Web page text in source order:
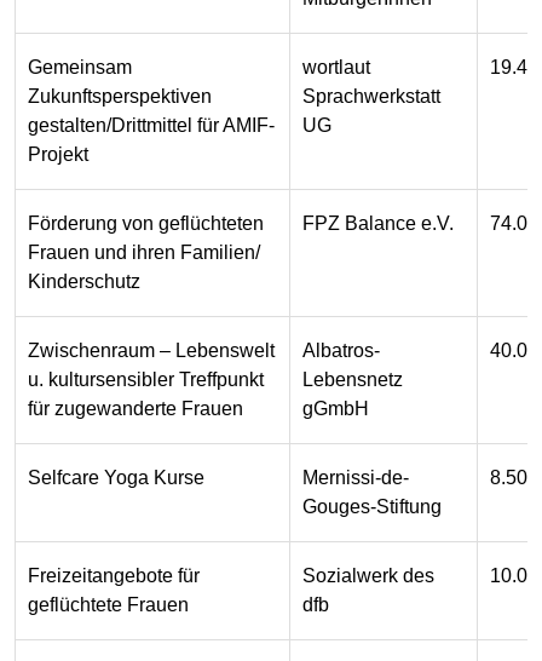
Gemeinsam
Zukunftsperspektiven
gestalten/Drittmittel für AMIF-
Projekt
wortlaut
Sprachwerkstatt
UG
Förderung von geflüchteten
Frauen und ihren Familien/
Kinderschutz
FPZ Balance e.V.
Zwischenraum – Lebenswelt
u. kultursensibler Treffpunkt
für zugewanderte Frauen
Albatros-
Lebensnetz
gGmbH
Selfcare Yoga Kurse
Mernissi-de-
Gouges-Stiftung
Freizeitangebote für
geflüchtete Frauen
Sozialwerk des
dfb